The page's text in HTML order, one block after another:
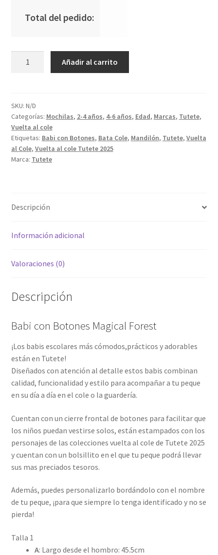
Total del pedido:
Forest
cantidad
Añadir al carrito
SKU: N/D
Categorías: Mochilas, 2-4 años, 4-6 años, Edad, Marcas, Tutete,
Vuelta al cole
Etiquetas: Babi con Botones, Bata Cole, Mandilón, Tutete, Vuelta
al Cole, Vuelta al cole Tutete 2025
Marca: Tutete
Descripción
Información adicional
Valoraciones (0)
Descripción
Babi con Botones Magical Forest
¡Los babis escolares más cómodos,prácticos y adorables
están en Tutete!
Diseñados con atención al detalle estos babis combinan
calidad, funcionalidad y estilo para acompañar a tu peque
en su día a día en el cole o la guardería.
Cuentan con un cierre frontal de botones para facilitar que
los niños puedan vestirse solos, están estampados con los
personajes de las colecciones vuelta al cole de Tutete 2025
y cuentan con un bolsillito en el que tu peque podrá llevar
sus mas preciados tesoros.
Además, puedes personalizarlo bordándolo con el nombre
de tu peque, ¡para que siempre lo tenga identificado y no se
pierda!
Talla 1
A: Largo desde el hombro: 45.5cm